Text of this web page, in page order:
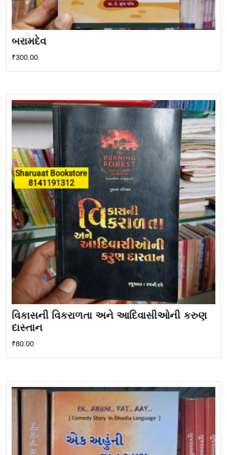
બરામદેવ
₹300.00
વિકાસની વિકરાળતા અને આદિવાસીઓની કરુણ
દાસ્તાન
₹80.00